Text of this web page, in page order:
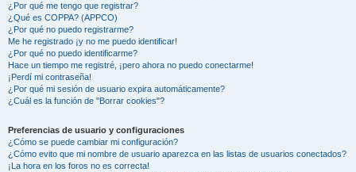
¿Por qué me tengo que registrar?
¿Qué es COPPA? (APPCO)
¿Por qué no puedo registrarme?
Me he registrado ¡y no me puedo identificar!
¿Por qué no puedo identificarme?
Hace un tiempo me registré, ¡pero ahora no puedo conectarme!
¡Perdí mi contraseña!
¿Por qué mi sesión de usuario expira automáticamente?
¿Cuál es la función de "Borrar cookies"?
Preferencias de usuario y configuraciones
¿Cómo se puede cambiar mi configuración?
¿Cómo evito que mi nombre de usuario aparezca en las listas de usuarios conectados?
¡La hora en los foros no es correcta!